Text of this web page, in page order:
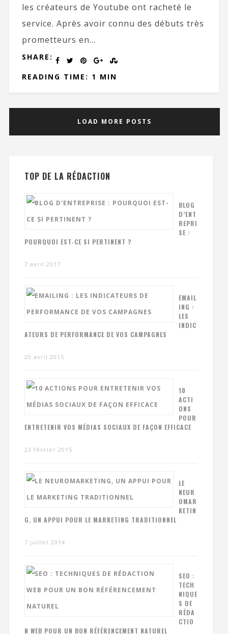
les créateurs de Youtube ont racheté le
service. Après avoir connu des débuts très
prometteurs en...
SHARE:
READING TIME: 1 MIN
LOAD MORE POSTS
TOP DE LA RÉDACTION
BLOG
D’ENT
REPRI
SE :
POURQUOI EST-CE SI PERTINENT ?
7 avril 2017
EMAIL
ING :
LES
INDIC
ATEURS DE PERFORMANCE DE VOS CAMPAGNES
20 avril 2015
10
ACTI
ONS
POUR
ENTRETENIR VOS MÉDIAS SOCIAUX DE FAÇON EFFICACE
23 février 2015
LE
NEUR
OMAR
KETIN
G, UN APPUI POUR LE MARKETING TRADITIONNEL
7 juillet 2014
SEO :
TECH
NIQUE
S DE
RÉDA
CTIO
N WEB POUR UN BON RÉFÉRENCEMENT NATUREL